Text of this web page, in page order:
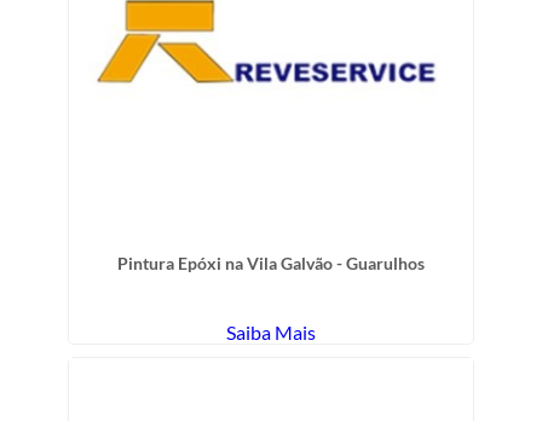
Pintura Epóxi na Vila Galvão - Guarulhos
Saiba Mais